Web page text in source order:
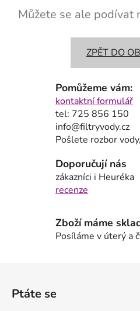
Můžete se ale podívat
ZPĚT DO
Pomůžeme vám:
kontaktní formulář
tel: 725 856 150
info@filtryvody.cz
Pošlete rozbor
Doporučují nás
zákazníci i Heuréka
recenze
Zboží máme
Posíláme v úterý a
Ptáte se